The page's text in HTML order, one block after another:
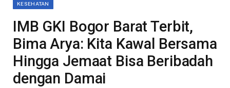
KESEHATAN
IMB GKI Bogor Barat Terbit,
Bima Arya: Kita Kawal Bersama
Hingga Jemaat Bisa Beribadah
dengan Damai